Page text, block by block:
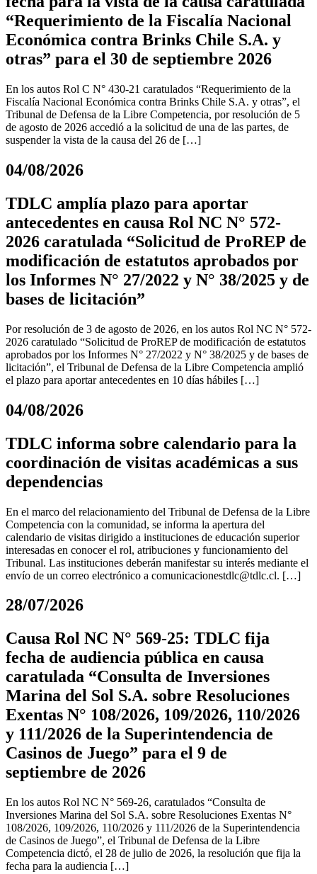
“Requerimiento de la Fiscalía Nacional
Económica contra Brinks Chile S.A. y
otras” para el 30 de septiembre 2026
En los autos Rol C N° 430-21 caratulados “Requerimiento de la
Fiscalía Nacional Económica contra Brinks Chile S.A. y otras”, el
Tribunal de Defensa de la Libre Competencia, por resolución de 5
de agosto de 2026 accedió a la solicitud de una de las partes, de
suspender la vista de la causa del 26 de […]
04/08/2026
TDLC amplía plazo para aportar
antecedentes en causa Rol NC N° 572-
2026 caratulada “Solicitud de ProREP de
modificación de estatutos aprobados por
los Informes N° 27/2022 y N° 38/2025 y de
bases de licitación”
Por resolución de 3 de agosto de 2026, en los autos Rol NC N° 572-
2026 caratulado “Solicitud de ProREP de modificación de estatutos
aprobados por los Informes N° 27/2022 y N° 38/2025 y de bases de
licitación”, el Tribunal de Defensa de la Libre Competencia amplió
el plazo para aportar antecedentes en 10 días hábiles […]
04/08/2026
TDLC informa sobre calendario para la
coordinación de visitas académicas a sus
dependencias
En el marco del relacionamiento del Tribunal de Defensa de la Libre
Competencia con la comunidad, se informa la apertura del
calendario de visitas dirigido a instituciones de educación superior
interesadas en conocer el rol, atribuciones y funcionamiento del
Tribunal. Las instituciones deberán manifestar su interés mediante el
envío de un correo electrónico a comunicacionestdlc@tdlc.cl. […]
28/07/2026
Causa Rol NC N° 569-25: TDLC fija
fecha de audiencia pública en causa
caratulada “Consulta de Inversiones
Marina del Sol S.A. sobre Resoluciones
Exentas N° 108/2026, 109/2026, 110/2026
y 111/2026 de la Superintendencia de
Casinos de Juego” para el 9 de
septiembre de 2026
En los autos Rol NC N° 569-26, caratulados “Consulta de
Inversiones Marina del Sol S.A. sobre Resoluciones Exentas N°
108/2026, 109/2026, 110/2026 y 111/2026 de la Superintendencia
de Casinos de Juego”, el Tribunal de Defensa de la Libre
Competencia dictó, el 28 de julio de 2026, la resolución que fija la
fecha para la audiencia […]